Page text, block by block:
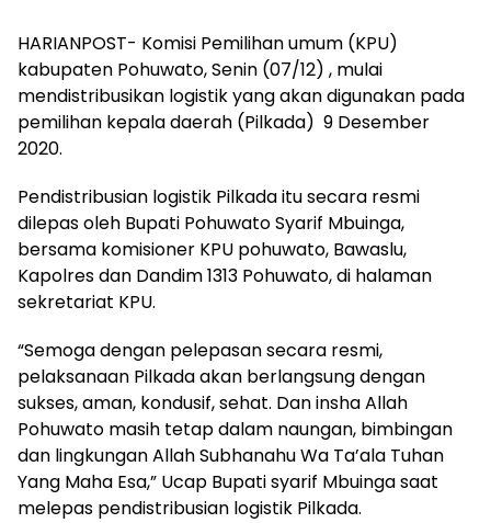
HARIANPOST- Komisi Pemilihan umum (KPU)
kabupaten Pohuwato, Senin (07/12) , mulai
mendistribusikan logistik yang akan digunakan pada
pemilihan kepala daerah (Pilkada) 9 Desember
2020.
Pendistribusian logistik Pilkada itu secara resmi
dilepas oleh Bupati Pohuwato Syarif Mbuinga,
bersama komisioner KPU pohuwato, Bawaslu,
Kapolres dan Dandim 1313 Pohuwato, di halaman
sekretariat KPU.
“Semoga dengan pelepasan secara resmi,
pelaksanaan Pilkada akan berlangsung dengan
sukses, aman, kondusif, sehat. Dan insha Allah
Pohuwato masih tetap dalam naungan, bimbingan
dan lingkungan Allah Subhanahu Wa Ta’ala Tuhan
Yang Maha Esa,” Ucap Bupati syarif Mbuinga saat
melepas pendistribusian logistik Pilkada.